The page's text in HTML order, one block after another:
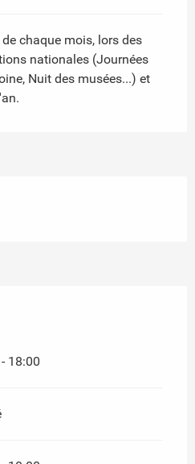
chaque mois, lors des
nationales (Journées
Nuit des musées...) et
18:00